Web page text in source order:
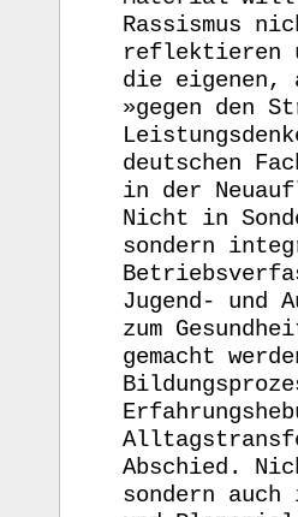
Rassismus
reflektieren
die eigenen,
»gegen den
deutschen
in der
Nicht in
sondern
Jugend- und
zum
gemacht
Abschied.
sondern